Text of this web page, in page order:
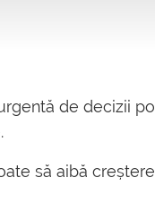
de decizii
să aibă